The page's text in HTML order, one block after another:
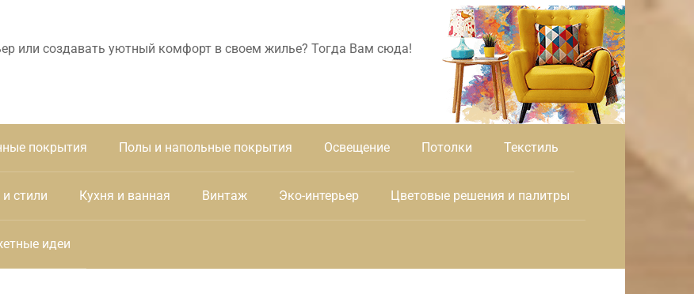
или создавать уютный комфорт в своем жилье? Тогда Вам сюда!
покрытия Полы и напольные покрытия Освещение Потолки Текстиль
стили Кухня и ванная Винтаж Эко-интерьер Цветовые решения и палитры
идеи